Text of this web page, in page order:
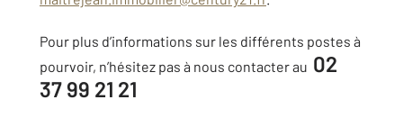
Pour plus d’informations sur les différents postes à
pourvoir, n’hésitez pas à nous contacter au 02
37 99 21 21